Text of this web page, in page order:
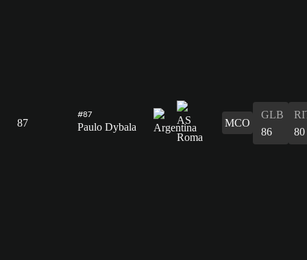
87
#87
Paulo Dybala MCO
GLB
86
80